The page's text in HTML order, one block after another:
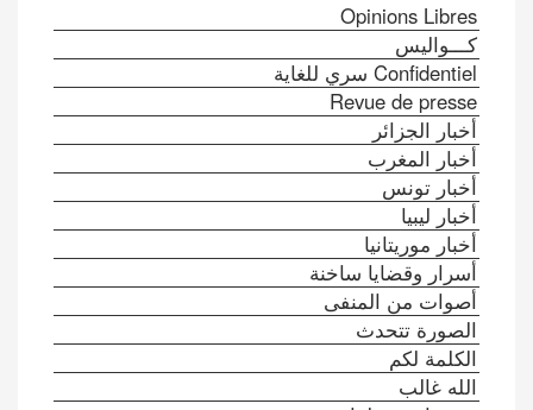
Opinions Libres
كـــواليس
Confidentiel سري للغاية
Revue de presse
أخبار الجزائر
أخبار المغرب
أخبار تونس
أخبار ليبيا
أخبار موريتانيا
أسرار وقضايا ساخنة
أصوات من المنفى
الصورة تتحدث
الكلمة لكم
الله غالب